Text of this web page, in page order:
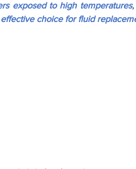
exposed to high
choice for fluid